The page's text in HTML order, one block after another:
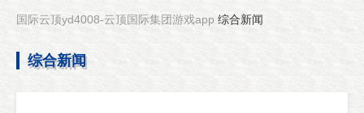
国际云顶yd4008-云顶国际集团游戏app 综合新闻
综合新闻